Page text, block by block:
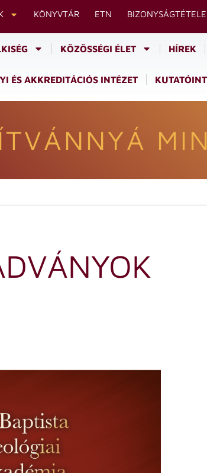
KÖNYVTÁR ETN
KÖZÖSSÉGI ÉLET HÍREK
ÉS AKKREDITÁCIÓS INTÉZET